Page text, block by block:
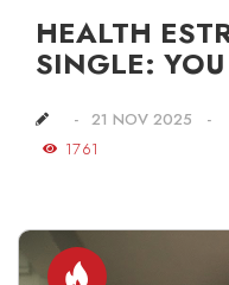
HEALTH
SINGLE:
21 NOV 2025
1761